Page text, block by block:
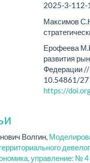
2025-3-112-
Максимов
Ерофеева
развития
Федерации
10.54861/
https://
Волгин,
управление: №